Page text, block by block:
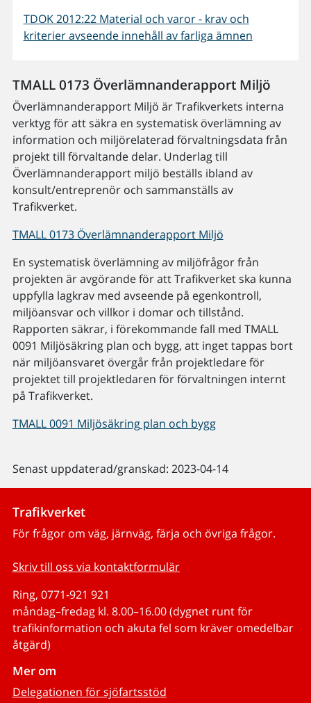
TDOK 2012:22 Material och varor - krav och
kriterier avseende innehåll av farliga ämnen
TMALL 0173 Överlämnanderapport Miljö
Överlämnanderapport Miljö är Trafikverkets interna
verktyg för att säkra en systematisk överlämning av
information och miljörelaterad förvaltningsdata från
projekt till förvaltande delar. Underlag till
Överlämnanderapport miljö beställs ibland av
konsult/entreprenör och sammanställs av
Trafikverket.
TMALL 0173 Överlämnanderapport Miljö
En systematisk överlämning av miljöfrågor från
projekten är avgörande för att Trafikverket ska kunna
uppfylla lagkrav med avseende på egenkontroll,
miljöansvar och villkor i domar och tillstånd.
Rapporten säkrar, i förekommande fall med TMALL
0091 Miljösäkring plan och bygg, att inget tappas bort
när miljöansvaret övergår från projektledare för
projektet till projektledaren för förvaltningen internt
på Trafikverket.
TMALL 0091 Miljösäkring plan och bygg
Senast uppdaterad/granskad: 2023-04-14
Trafikverket
För frågor om väg, järnväg, färja och övriga frågor.
Skriv till oss via kontaktformulär
Ring, 0771-921 921
måndag–fredag kl. 8.00–16.00 (dygnet runt för
trafikinformation och akuta fel som kräver omedelbar
åtgärd)
Mer om
Delegationen för sjöfartsstöd